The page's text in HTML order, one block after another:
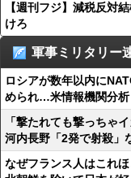
【週刊フジ】減税反対
けろ
軍事ミリタリー
ロシアが数年以内に
められ…米情報機関分析
「撃たれても撃っちゃ
河内長野「2発で射殺」
なぜフランス人はこれ